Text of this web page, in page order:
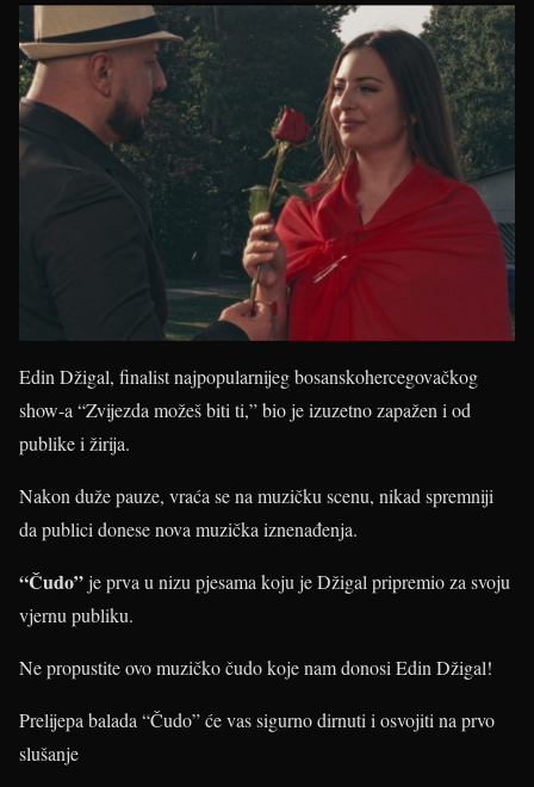
Edin Džigal, finalist najpopularnijeg bosanskohercegovačkog
show-a “Zvijezda možeš biti ti,” bio je izuzetno zapažen i od
publike i žirija.
Nakon duže pauze, vraća se na muzičku scenu, nikad spremniji
da publici donese nova muzička iznenađenja.
“Čudo”je prva u nizu pjesama koju je Džigal pripremio za svoju
vjernu publiku.
Ne propustite ovo muzičko čudo koje nam donosi Edin Džigal!
Prelijepa balada “Čudo” će vas sigurno dirnuti i osvojiti na prvo
slušanje